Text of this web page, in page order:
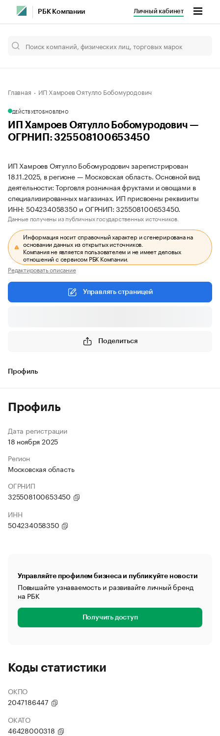
РБК Компании Личный кабинет
Главная ИП Хамроев Оятулло Бобомуродович
ДЕЙСТВУЕТОБНОВЛЕНО
ИП Хамроев Оятулло Бобомуродович —
ОГРНИП: 325508100653450
ИП Хамроев Оятулло Бобомуродович зарегистрирован
18.11.2025, в регионе — Московская область. Основной вид
деятельности: Торговля розничная фруктами и овощами в
специализированных магазинах. ИП присвоены реквизиты
ИНН: 504234058350 и ОГРНИП: 325508100653450.
Данные получены из публичных государственных источников.
Информация носит справочный характер и сгенерирована на
основании данных из открытых источников.
Компания не является пользователем и не имеет деловых
отношений с сервисом РБК Компании.
Редактировать описание
Управлять страницей
Поделиться
Профиль
Профиль
Дата регистрации
18 ноября 2025
Регион
Московская область
ОГРНИП
325508100653450
ИНН
504234058350
Управляйте профилем бизнеса и публикуйте новости
Повышайте узнаваемость и развивайте личный бренд
на РБК
Получить доступ
Коды статистики
ОКПО
2047186447
ОКАТО
46428000318